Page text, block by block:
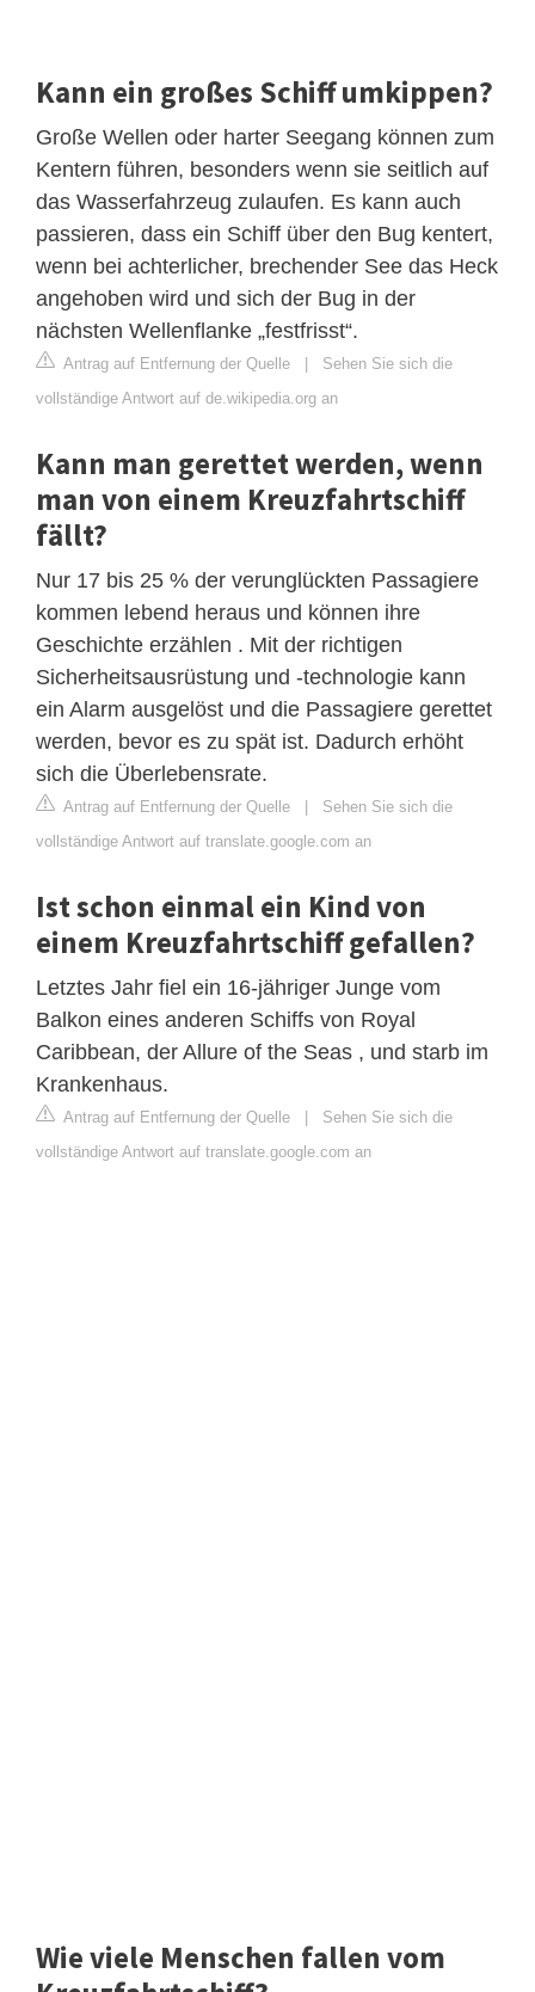
Kann ein großes Schiff umkippen?
Große Wellen oder harter Seegang können zum
Kentern führen, besonders wenn sie seitlich auf
das Wasserfahrzeug zulaufen. Es kann auch
passieren, dass ein Schiff über den Bug kentert,
wenn bei achterlicher, brechender See das Heck
angehoben wird und sich der Bug in der
nächsten Wellenflanke „festfrisst“.
Antrag auf Entfernung der Quelle | Sehen Sie sich die
vollständige Antwort auf de.wikipedia.org an
Kann man gerettet werden, wenn
man von einem Kreuzfahrtschiff
fällt?
Nur 17 bis 25 % der verunglückten Passagiere
kommen lebend heraus und können ihre
Geschichte erzählen . Mit der richtigen
Sicherheitsausrüstung und -technologie kann
ein Alarm ausgelöst und die Passagiere gerettet
werden, bevor es zu spät ist. Dadurch erhöht
sich die Überlebensrate.
Antrag auf Entfernung der Quelle | Sehen Sie sich die
vollständige Antwort auf translate.google.com an
Ist schon einmal ein Kind von
einem Kreuzfahrtschiff gefallen?
Letztes Jahr fiel ein 16-jähriger Junge vom
Balkon eines anderen Schiffs von Royal
Caribbean, der Allure of the Seas , und starb im
Krankenhaus.
Antrag auf Entfernung der Quelle | Sehen Sie sich die
vollständige Antwort auf translate.google.com an
Wie viele Menschen fallen vom